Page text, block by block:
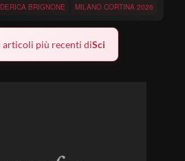
BRIGNONE MILANO CORTINA 2026
articoli più recenti diSci